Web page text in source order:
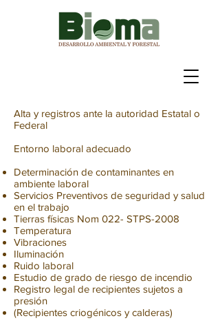
Alta y registros ante la autoridad Estatal o
Federal
Entorno laboral adecuado
Determinación de contaminantes en
ambiente laboral
Servicios Preventivos de seguridad y salud
en el trabajo
Tierras físicas Nom 022- STPS-2008
Temperatura
Vibraciones
Iluminación
Ruido laboral
Estudio de grado de riesgo de incendio
Registro legal de recipientes sujetos a
presión
(Recipientes criogénicos y calderas)